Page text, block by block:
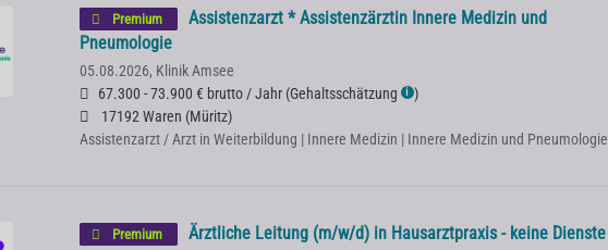
Premium
Assistenzarzt * Assistenzärztin Innere Medizin und
Pneumologie
05.08.2026, Klinik Amsee
67.300 - 73.900 € brutto / Jahr (Gehaltsschätzung ℹ )
17192 Waren (Müritz)
Assistenzarzt / Arzt in Weiterbildung | Innere Medizin | Innere Medizin und Pneumologie
Premium
Ärztliche Leitung (m/w/d) in Hausarztpraxis - keine Dienste